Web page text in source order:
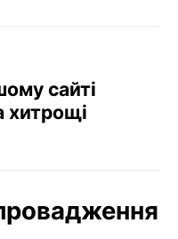
сайті
хитрощі